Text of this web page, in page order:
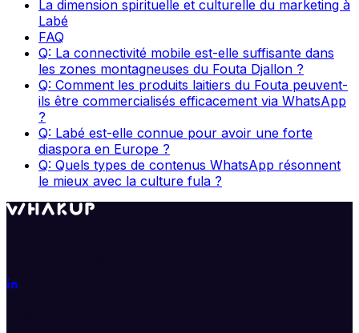
La dimension spirituelle et culturelle du marketing à
Labé
FAQ
Q: La connectivité mobile est-elle suffisante dans
les zones montagneuses du Fouta Djallon ?
Q: Comment les produits laitiers du Fouta peuvent-
ils être commercialisés efficacement via WhatsApp
?
Q: Labé est-elle connue pour avoir une forte
diaspora en Europe ?
Q: Quels types de contenus WhatsApp résonnent
le mieux avec la culture fula ?